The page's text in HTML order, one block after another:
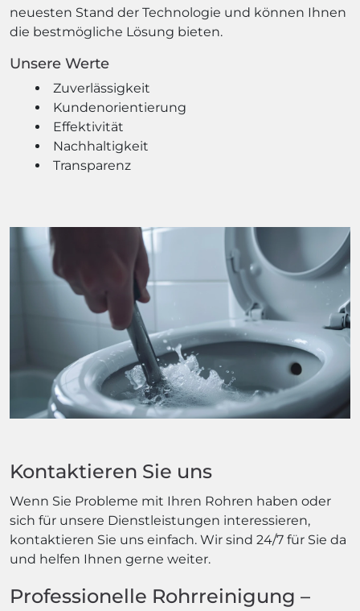
neuesten Stand der Technologie und können Ihnen
die bestmögliche Lösung bieten.
Unsere Werte
Zuverlässigkeit
Kundenorientierung
Effektivität
Nachhaltigkeit
Transparenz
Kontaktieren Sie uns
Wenn Sie Probleme mit Ihren Rohren haben oder
sich für unsere Dienstleistungen interessieren,
kontaktieren Sie uns einfach. Wir sind 24/7 für Sie da
und helfen Ihnen gerne weiter.
Professionelle Rohrreinigung –